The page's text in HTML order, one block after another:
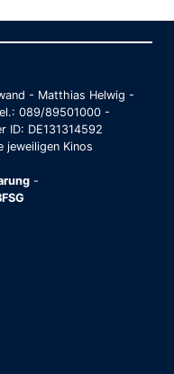
- Matthias Helwig -
089/89501000 -
ID: DE131314592
jeweiligen Kinos
-